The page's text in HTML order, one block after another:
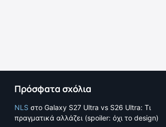
Πρόσφατα σχόλια
NLSστοGalaxy S27 Ultra vs S26 Ultra: Τι
πραγματικά αλλάζει (spoiler: όχι το design)